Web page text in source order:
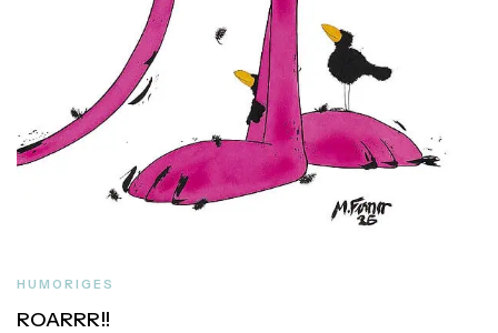
HUMORIGES
ROARRR!!